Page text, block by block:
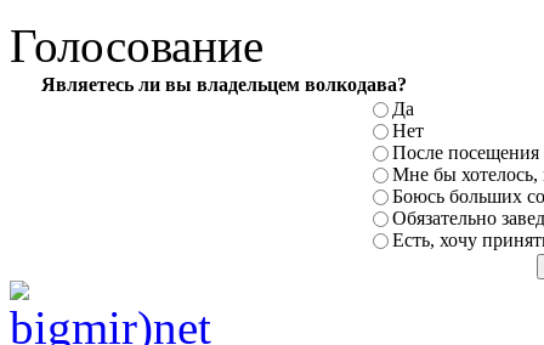
Голосование
Являетесь ли вы владельцем волкодава?
Да
Нет
После
Мне бы хотелось,
Боюсь больших
Обязательно
Есть, хочу